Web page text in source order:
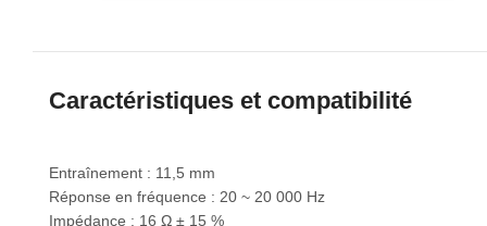
Caractéristiques et compatibilité
Entraînement : 11,5 mm
Réponse en fréquence : 20 ~ 20 000 Hz
Impédance : 16 Ω ± 15 %